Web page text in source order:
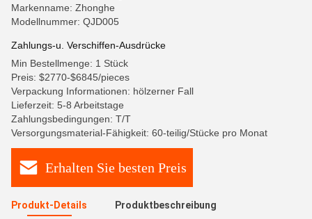
Markenname: Zhonghe
Modellnummer: QJD005
Zahlungs-u. Verschiffen-Ausdrücke
Min Bestellmenge: 1 Stück
Preis: $2770-$6845/pieces
Verpackung Informationen: hölzerner Fall
Lieferzeit: 5-8 Arbeitstage
Zahlungsbedingungen: T/T
Versorgungsmaterial-Fähigkeit: 60-teilig/Stücke pro Monat
Erhalten Sie besten Preis
Produkt-Details Produktbeschreibung